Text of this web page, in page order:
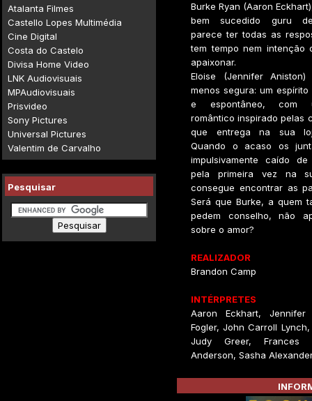
Atalanta Filmes
Castello Lopes Multimédia
Cine Digital
Costa do Castelo
Divisa Home Video
LNK Audiovisuais
MPAudiovisuais
Prisvideo
Sony Pictures
Universal Pictures
Valentim de Carvalho
Pesquisar
Burke Ryan (Aaron
bem sucedido guru
parece ter todas as
tem tempo nem intenção
apaixonar.
Eloise (Jennifer
menos segura: um
e espontâneo, com
romântico inspirado pelas
que entrega na sua
Quando o acaso os
impulsivamente caído
pela primeira vez na
consegue encontrar as
Será que Burke, a quem
pedem conselho, não
sobre o amor?
REALIZADOR
Brandon Camp
INTÉRPRETES
Aaron Eckhart, Jennifer
Fogler, John Carroll
Judy Greer, Frances
Anderson, Sasha